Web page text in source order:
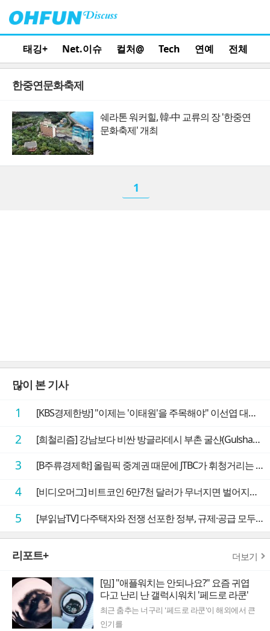
태깅+ Net.이슈 컬처@ Tech 연예 전체
한중연문화축제
쉐라톤 워커힐, 韓-中 교류의 장 '한중연
문화축제' 개최
1
많이 본 기사
1 [KBS경제한방] "이제는 '이태원'을 주목해야" 이선엽 대표가 말하는 AI 시대 투자 성과를 가르는 지점들
2 [희철리즘] 강남보다 비싼 방글라데시 부촌 굴샨(Gulshan)의 극단적인 모습에 충격을 받다
3 [B주류경제학] 올림픽 중계권 때문에 JTBC가 휘청거리는 이유
4 [비디오머그] 비트코인 6만7천 달러가 무너지면 벌어지는 일
5 [부읽남TV] 다주택자와 전쟁 선포한 정부, 규제·공급 모두 실효성 의문
리포트+ 더보기
[밈] "애플워치는 안되나요?" 요즘 귀엽
다고 난리 난 갤럭시워치 '페드로 라쿤'
최근 춤추는 너구리 '페드로 라쿤'이 해외에서 큰
인기를